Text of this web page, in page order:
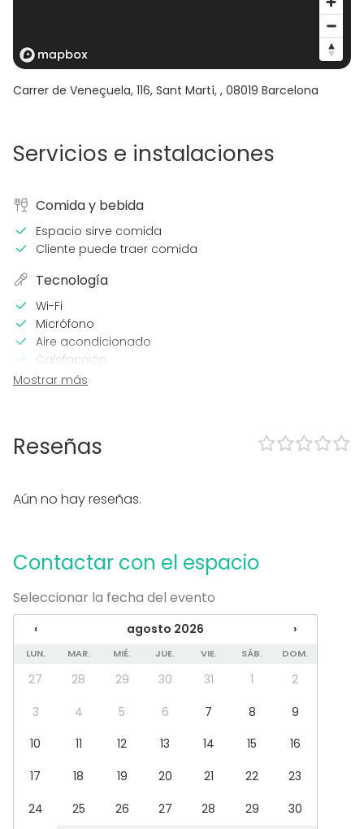
Carrer de Veneçuela, 116, Sant Martí, , 08019 Barcelona
Servicios e instalaciones
Comida y bebida
Espacio sirve comida
Cliente puede traer comida
Tecnología
Wi-Fi
Micrófono
Aire acondicionado
Calefacción
En el espacio
Uso exclusivo
Zona exterior
Mobiliario
Fiesta
Cena / Comida
Reunión / Workshop
Conferencia / Formación
Evento corporativo
Fiesta infantil
Celebración familiar
Sala de reuniones
Auditorio
Mostrar más
Reseñas
Aún no hay reseñas.
Contactar con el espacio
Seleccionar la fecha del evento
‹ agosto 2026 ›
LUN. MAR. MIÉ. JUE. VIE. SÁB. DOM.
27 28 29 30 31 1
2
3
4 5 6 7 8
9
10
11 12 13 14 15
16
17
18 19 20 21 22
23
24
25 26 27 28 29
30